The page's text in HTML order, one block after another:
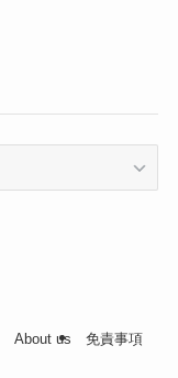
About us
免責事項